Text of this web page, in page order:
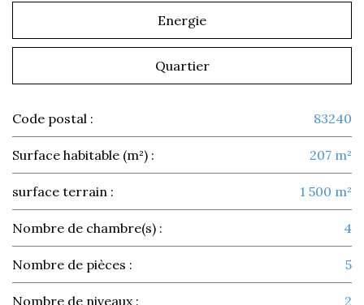
Energie
Quartier
Code postal : 83240
Surface habitable (m²) : 207 m²
surface terrain : 1 500 m²
Nombre de chambre(s) : 4
Nombre de pièces : 5
Nombre de niveaux : 2